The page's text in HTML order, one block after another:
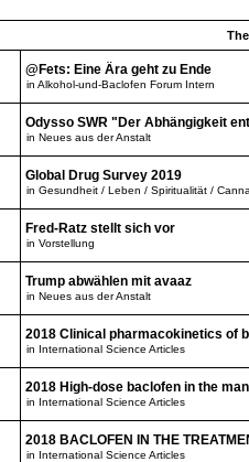
@Fets: Eine Ära geht zu Ende
in Alkohol-und-Baclofen Forum Intern
Odysso SWR "Der Abhängigkeit
in Neues aus der Anstalt
Global Drug Survey 2019
in Gesundheit / Leben / Spiritualität /
Fred-Ratz stellt sich vor
in Vorstellung
Trump abwählen mit avaaz
in Neues aus der Anstalt
2018 Clinical pharmacokinetics of
in International Science Articles
2018 High-dose baclofen in the
in International Science Articles
2018 BACLOFEN IN THE
in International Science Articles